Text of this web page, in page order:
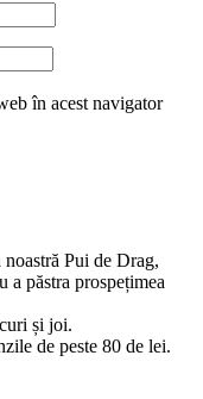
în acest navigator
Pui de Drag,
a păstra prospețimea
și joi.
de peste 80 de lei.